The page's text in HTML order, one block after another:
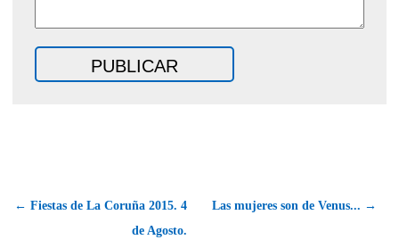
← Fiestas de La Coruña 2015. 4
de Agosto.
Las mujeres son de Venus... →